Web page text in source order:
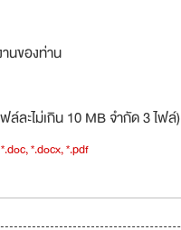
นของท่าน
ละไม่เกิน 10 MB จำกัด 3 ไฟล์)
*.docx, *.pdf